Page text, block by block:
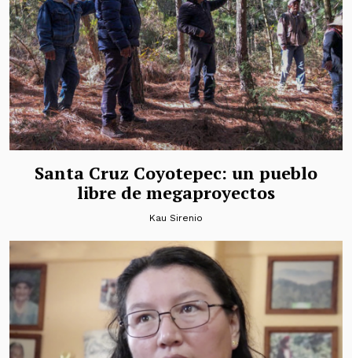
Santa Cruz Coyotepec: un pueblo
libre de megaproyectos
Kau Sirenio